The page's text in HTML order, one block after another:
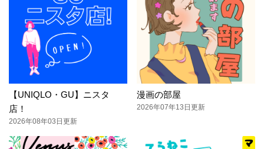
【UNIQLO・GU】ニスタ
店！
2026年08年03日更新
漫画の部屋
2026年07年13日更新